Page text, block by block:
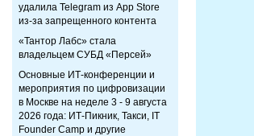
удалила Telegram из App Store
из-за запрещенного контента
«Тантор Лабс» стала
владельцем СУБД «Персей»
Основные ИТ-конференции и
мероприятия по цифровизации
в Москве на неделе 3 - 9 августа
2026 года: ИТ-Пикник, Такси, IT
Founder Camp и другие